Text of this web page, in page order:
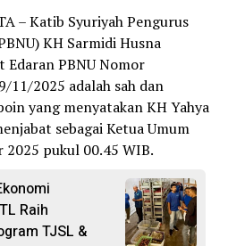
– Katib Syuriyah Pengurus
KH Sarmidi Husna
Edaran PBNU Nomor
11/2025 adalah sah dan
yang menyatakan KH Yahya
sebagai Ketua Umum
2025 pukul 00.45 WIB.
Raih
TJSL &